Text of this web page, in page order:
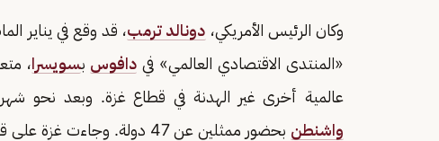
وكان الرئيس الأمريكي، دونالد ترمب، قد وقع في يناير
«المنتدى الاقتصادي العالمي» في دافوس بسويسرا،
عالمية أخرى غير الهدنة في قطاع غزة. وبعد نحو
واشنطن بحضور ممثلين عن 47 دولة. وجاءت غزة على قمة أولويات المجلس.